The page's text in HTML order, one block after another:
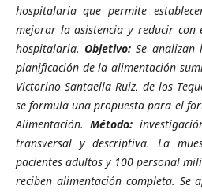
hospitalaria que permite
mejorar la asistencia y reducir con
hospitalaria.Objetivo: Se analizan
planificación de la alimentación
Victorino Santaella Ruiz, de los
se formula una propuesta para el
Alimentación.Método:
transversal y descriptiva. La
pacientes adultos y 100personal
reciben alimentación completa. Se